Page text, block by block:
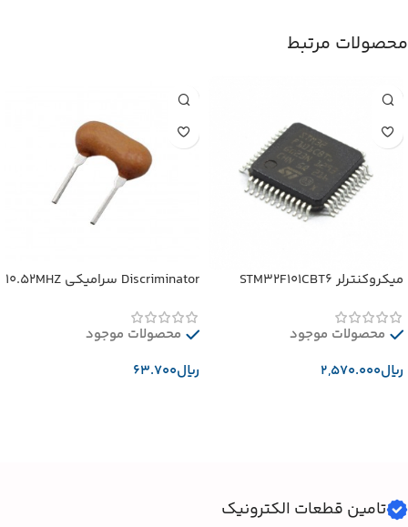
محصولات مرتبط
میکروکنترلر STM32F101CBT6
محصولات موجود
﷼
Discriminator سرامیکی 10.52MHZ
محصولات موجود
﷼
تامین قطعات الکترونیک